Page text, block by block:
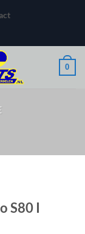
0
S80 I